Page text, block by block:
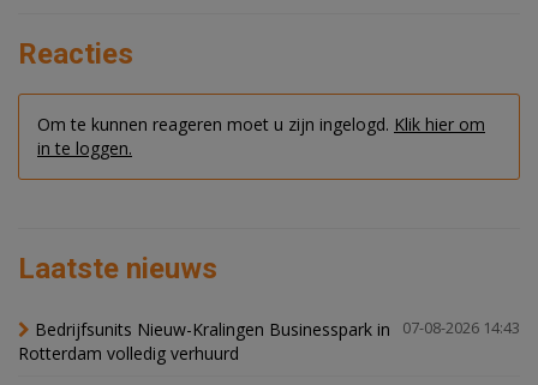
Reacties
Om te kunnen reageren moet u zijn ingelogd. Klik hier om
in te loggen.
Laatste nieuws
07-08-2026 14:43
Bedrijfsunits Nieuw-Kralingen Businesspark in
Rotterdam volledig verhuurd